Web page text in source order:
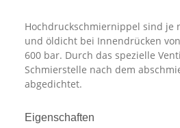
Hochdruckschmiernippel sind je
und öldicht bei Innendrücken
600 bar. Durch das spezielle
Schmierstelle nach dem
abgedichtet.
Eigenschaften